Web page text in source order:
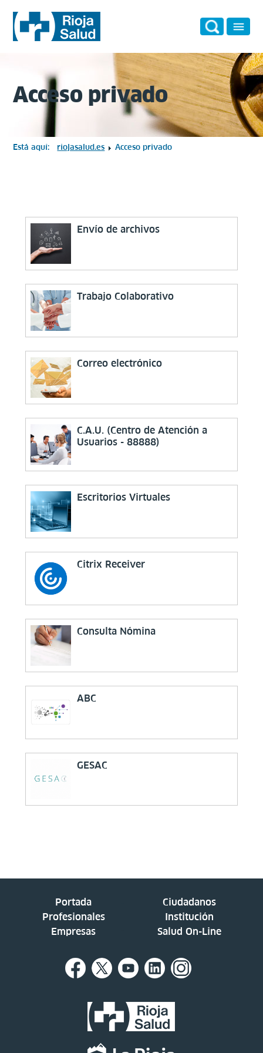
Acceso privado
Está aquí: riojasalud.es Acceso privado
Envío de archivos
Trabajo Colaborativo
Correo electrónico
C.A.U. (Centro de Atención a
Usuarios - 88888)
Escritorios Virtuales
Citrix Receiver
Consulta Nómina
ABC
GESAC
Portada
Ciudadanos
Profesionales
Institución
Empresas
Salud On-Line